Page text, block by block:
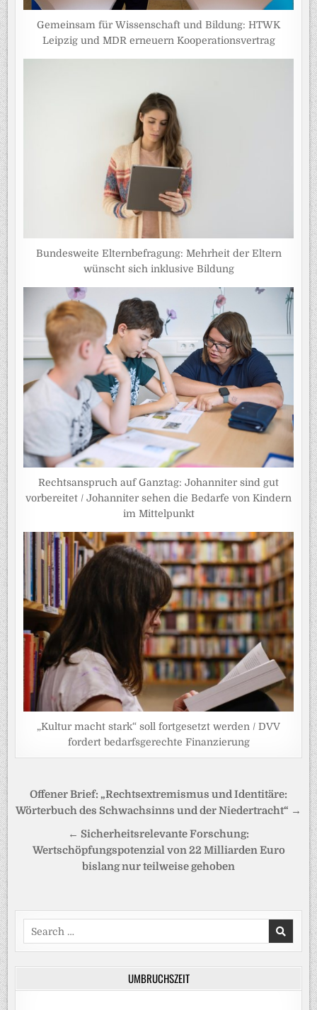
Gemeinsam für Wissenschaft und Bildung: HTWK
Leipzig und MDR erneuern Kooperationsvertrag
Bundesweite Elternbefragung: Mehrheit der Eltern
wünscht sich inklusive Bildung
Rechtsanspruch auf Ganztag: Johanniter sind gut
vorbereitet / Johanniter sehen die Bedarfe von Kindern
im Mittelpunkt
„Kultur macht stark“ soll fortgesetzt werden / DVV
fordert bedarfsgerechte Finanzierung
Beitragsnavigation
Offener Brief: „Rechtsextremismus und Identitäre:
Wörterbuch des Schwachsinns und der Niedertracht“ →
← Sicherheitsrelevante Forschung:
Wertschöpfungspotenzial von 22 Milliarden Euro
bislang nur teilweise gehoben
Search
for:
UMBRUCHSZEIT